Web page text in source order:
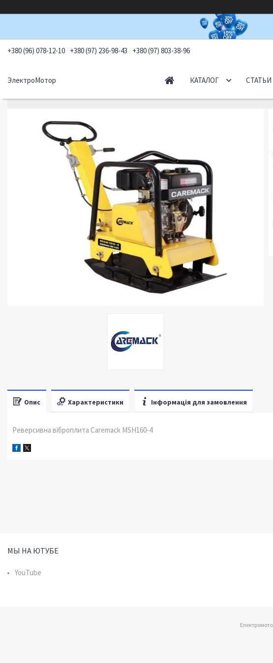
+380 (96) 078-12-10 +380 (97) 236-98-43 +380 (97) 803-38-96
ЭлектроМотор КАТАЛОГ СТАТЬИ
Опис Характеристики Інформація для замовлення
Реверсивна віброплита Caremack MSH160-4
МЫ НА ЮТУБЕ
YouTube